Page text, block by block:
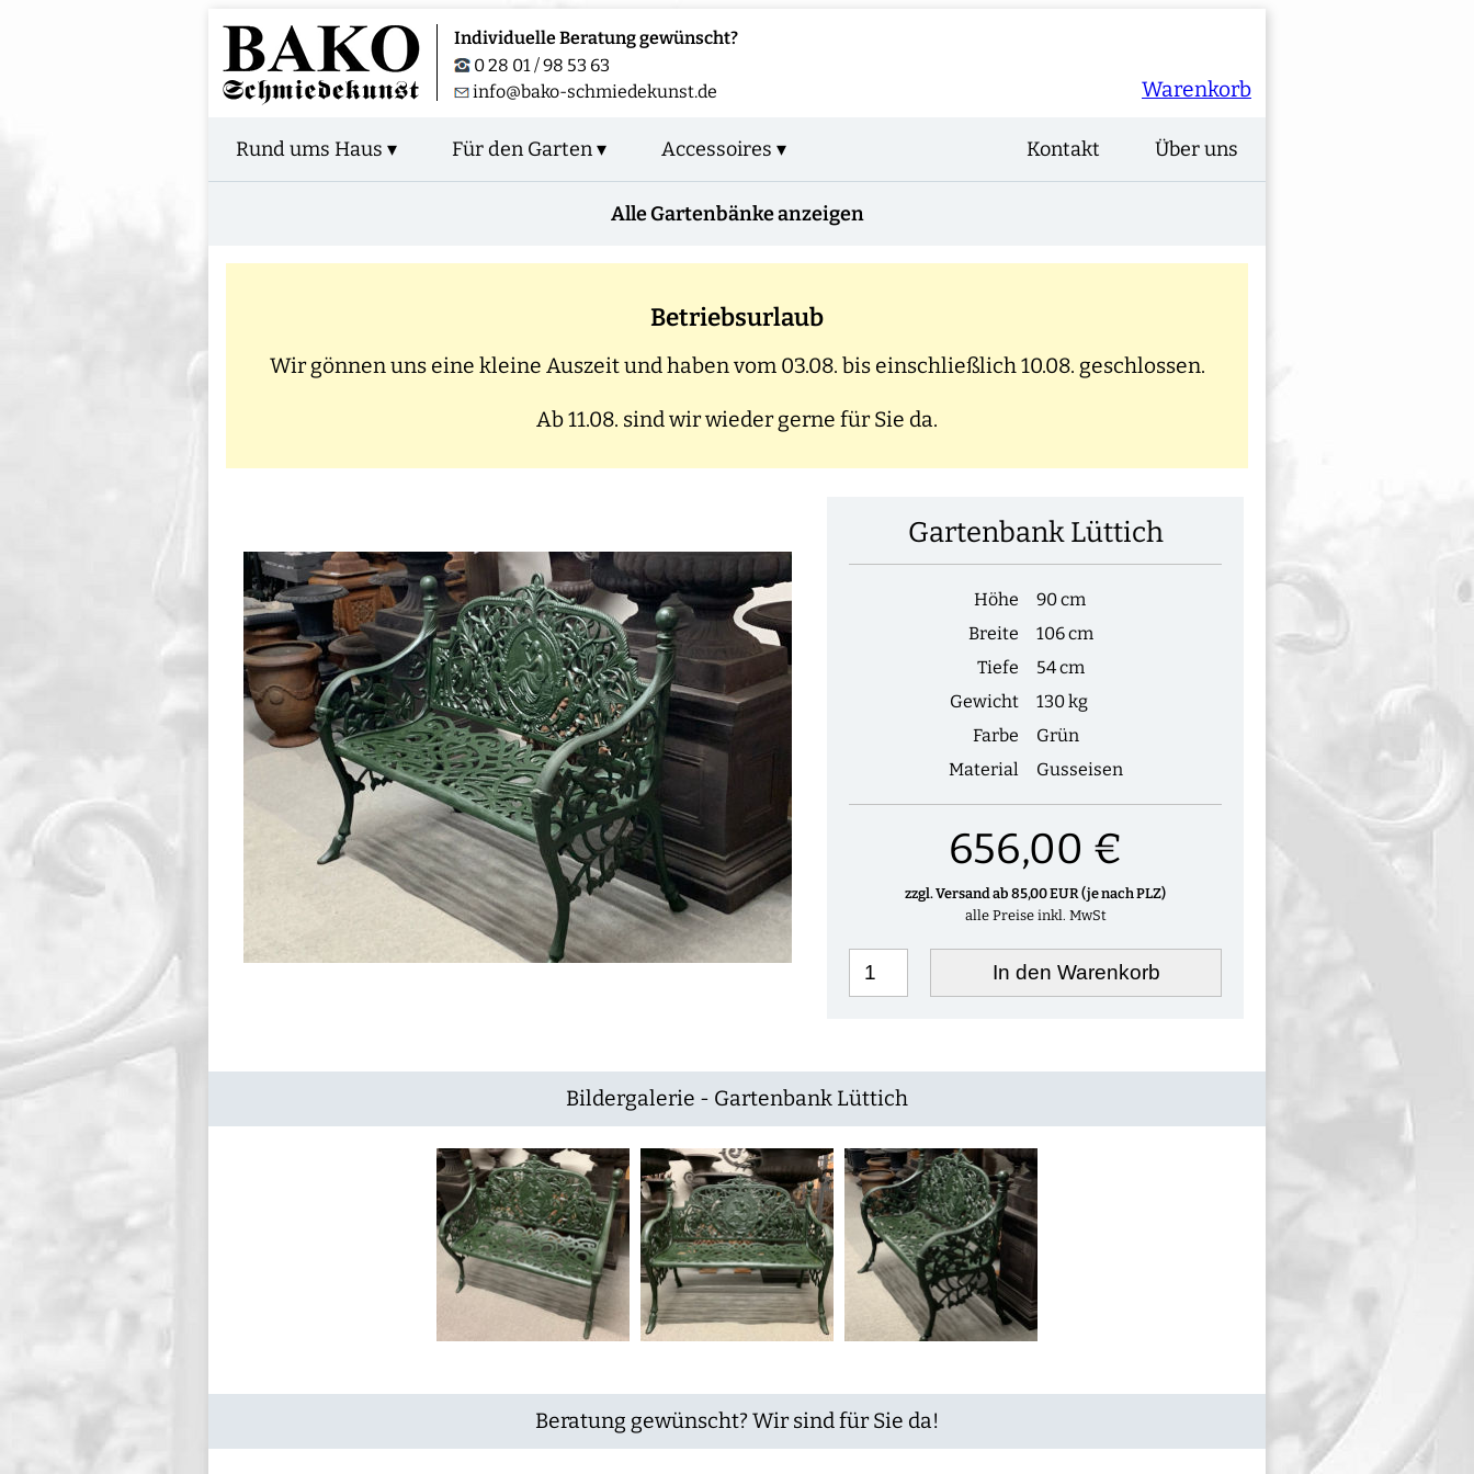
Individuelle Beratung gewünscht?
0 28 01 / 98 53 63
info@bako-schmiedekunst.de
Warenkorb
Rund ums Haus ▾ Für den Garten ▾ Accessoires ▾ Über uns
Kontakt
Alle Gartenbänke anzeigen
Betriebsurlaub
Wir gönnen uns eine kleine Auszeit und haben vom 03.08. bis einschließlich 10.08. geschlossen.
Ab 11.08. sind wir wieder gerne für Sie da.
Gartenbank Lüttich
Höhe
90 cm
Breite
106 cm
Tiefe
54 cm
Gewicht
130 kg
Farbe
Grün
Material
Gusseisen
656,00 €
zzgl. Versand ab 85,00 EUR (je nach PLZ)
alle Preise inkl. MwSt
In den Warenkorb
Bildergalerie - Gartenbank Lüttich
Beratung gewünscht? Wir sind für Sie da!